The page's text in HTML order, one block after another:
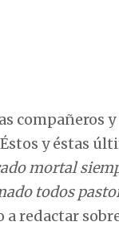
compañeros
y éstas
mortal
todos
redactar